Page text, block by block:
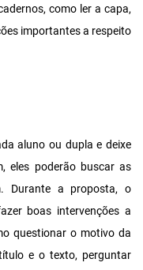
como ler a capa,
importantes a respeito
aluno ou dupla e deixe
eles poderão buscar as
Durante a proposta, o
boas intervenções a
questionar o motivo da
e o texto, perguntar